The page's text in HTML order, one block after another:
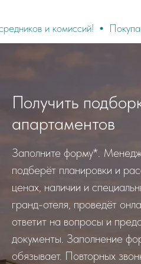
комиссий! Покупайте
Получить
апартаментов
Заполните форму*.
подберёт планировки и
ценах, наличии и
гранд-отеля, проведёт
ответит на вопросы и
документы. Заполнение
обязывает. Повторных